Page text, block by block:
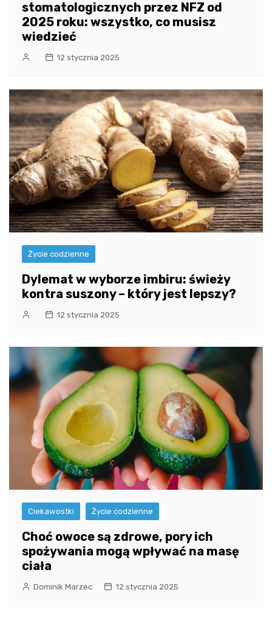
stomatologicznych przez NFZ od
2025 roku: wszystko, co musisz
wiedzieć
12 stycznia 2025
Życie codzienne
Dylemat w wyborze imbiru: świeży
kontra suszony – który jest lepszy?
12 stycznia 2025
Ciekawostki Życie codzienne
Choć owoce są zdrowe, pory ich
spożywania mogą wpływać na masę
ciała
Dominik Marzec 12 stycznia 2025